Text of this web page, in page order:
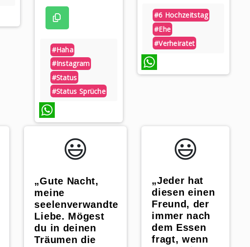
#haha
#instagram
#status
#status Sprüche
WhatsApp
#6 Hochzeitstag
#ehe
#verheiratet
😃️
„Gute Nacht,
meine
seelenverwandte
Liebe. Mögest
du in deinen
Träumen die
😃️
„Jeder hat
diesen einen
Freund, der
immer nach
dem Essen
fragt, wenn